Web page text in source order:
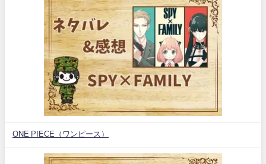
ONE PIECE（ワンピース）